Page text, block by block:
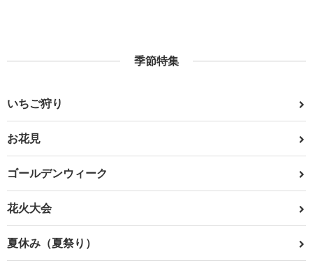
季節特集
いちご狩り
お花見
ゴールデンウィーク
花火大会
夏休み（夏祭り）